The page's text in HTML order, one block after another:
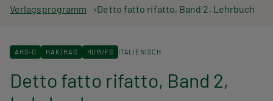
P
a
d
Verlagsprogramm Detto fatto rifatto, Band 2, Lehrbuch
AHS-O HAK/HAS HUM/FS ITALIENISCH
Detto fatto rifatto, Band 2,